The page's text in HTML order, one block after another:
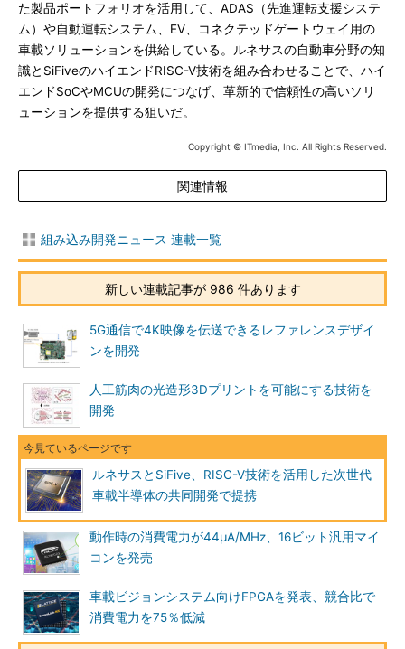
た製品ポートフォリオを活用して、ADAS（先進運転支援システ
ム）や自動運転システム、EV、コネクテッドゲートウェイ用の
車載ソリューションを供給している。ルネサスの自動車分野の知
識とSiFiveのハイエンドRISC-V技術を組み合わせることで、ハイ
エンドSoCやMCUの開発につなげ、革新的で信頼性の高いソリ
ューションを提供する狙いだ。
Copyright © ITmedia, Inc. All Rights Reserved.
関連情報
組み込み開発ニュース 連載一覧
新しい連載記事が 986 件あります
5G通信で4K映像を伝送できるレファレンスデザイ
ンを開発
人工筋肉の光造形3Dプリントを可能にする技術を
開発
ルネサスとSiFive、RISC-V技術を活用した次世代
車載半導体の共同開発で提携
動作時の消費電力が44μA/MHz、16ビット汎用マイ
コンを発売
車載ビジョンシステム向けFPGAを発表、競合比で
消費電力を75％低減